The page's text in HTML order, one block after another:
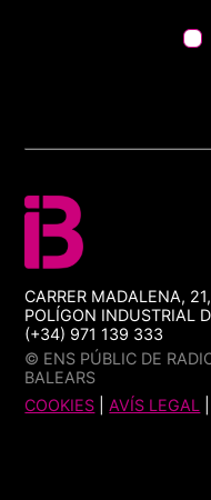
CARRER MADALENA,
POLÍGON INDUSTRIAL
(+34) 971 139 333
© ENS PÚBLIC DE
BALEARS
COOKIES |AVÍS LEGAL